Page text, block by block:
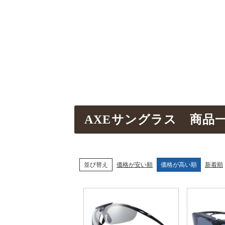
AXEサングラス 商品
並び替え 価格が安い順 価格が高い順 新着順